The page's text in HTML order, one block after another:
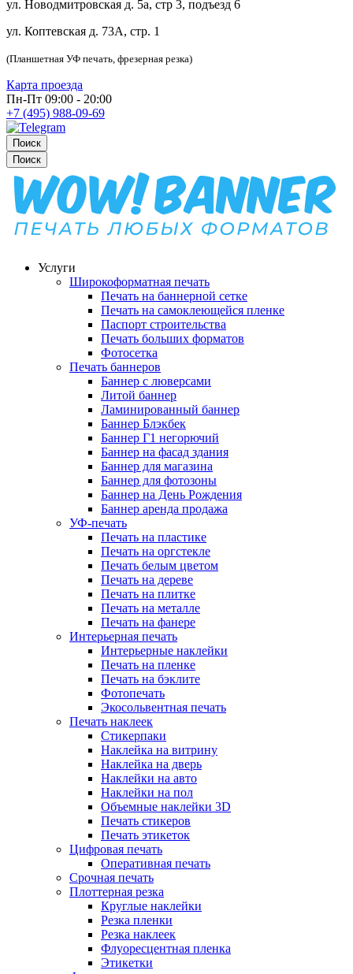
ул. Новодмитровская д. 5а, стр 3, подъезд 6
ул. Коптевская д. 73А, стр. 1
(Планшетная УФ печать, фрезерная резка)
Карта проезда
Пн-Пт 09:00 - 20:00
+7 (495) 988-09-69
Поиск
Поиск
Услуги
Широкоформатная печать
Печать на баннерной сетке
Печать на самоклеющейся пленке
Паспорт строительства
Печать больших форматов
Фотосетка
Печать баннеров
Баннер с люверсами
Литой баннер
Ламинированный баннер
Баннер Блэкбек
Баннер Г1 негорючий
Баннер на фасад здания
Баннер для магазина
Баннер для фотозоны
Баннер на День Рождения
Баннер аренда продажа
УФ-печать
Печать на пластике
Печать на оргстекле
Печать белым цветом
Печать на дереве
Печать на плитке
Печать на металле
Печать на фанере
Интерьерная печать
Интерьерные наклейки
Печать на пленке
Печать на бэклите
Фотопечать
Экосольвентная печать
Печать наклеек
Стикерпаки
Наклейка на витрину
Наклейка на дверь
Наклейки на авто
Наклейки на пол
Объемные наклейки 3D
Печать стикеров
Печать этикеток
Цифровая печать
Оперативная печать
Срочная печать
Плоттерная резка
Круглые наклейки
Резка пленки
Резка наклеек
Флуоресцентная пленка
Этикетки